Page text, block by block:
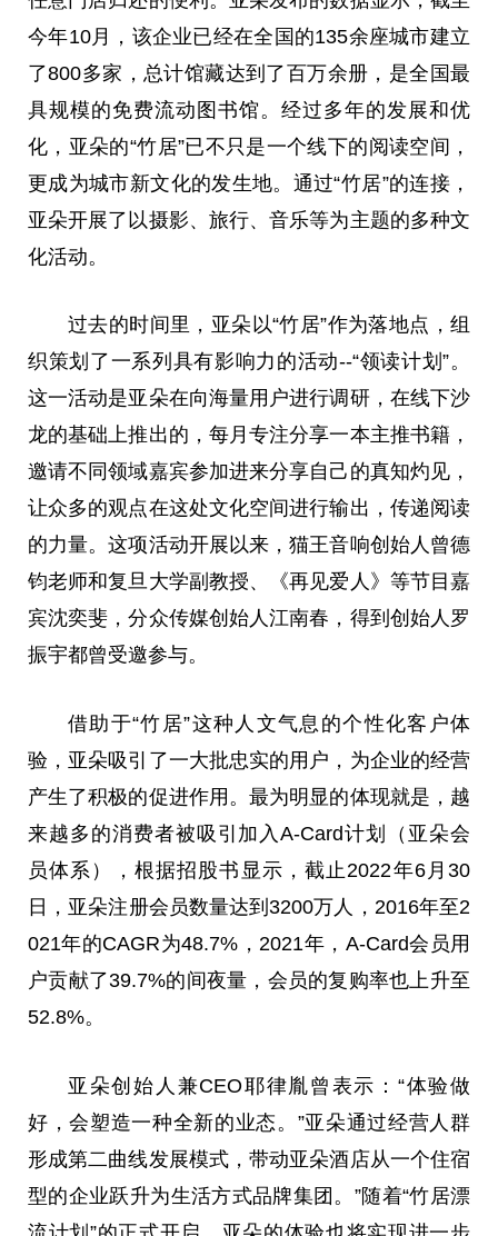
今年10月，该企业已经在全国的135余座城市建立
了800多家， 总计馆藏达到了百万余册，是全国最
具规模的免费流动图书馆。经过多年的发展和优
化，亚朵的“竹居”已不只是一个线下的阅读空间，
更成为城市新文化的发生地。通过“竹居”的连接，
亚朵开展了以摄影、旅行、音乐等为主题的多种文
化活动。
过去的时间里，亚朵以“竹居”作为落地点，组
织策划了一系列具有影响力的活动--“领读计划”。
这一活动是亚朵在向海量用户进行调研，在线下沙
龙的基础上推出的，每月专注分享一本主推书籍，
邀请不同领域嘉宾参加进来分享自己的真知灼见，
让众多的观点在这处文化空间进行输出，传递阅读
的力量。这项活动开展以来，猫王音响创始人曾德
钧老师和复旦大学副教授、《再见爱人》等节目嘉
宾沈奕斐，分众传媒创始人江南春，得到创始人罗
振宇都曾受邀参与。
借助于“竹居”这种人文气息的个性化客户体
验，亚朵吸引了一大批忠实的用户，为企业的经营
产生了积极的促进作用。最为明显的体现就是，越
来越多的消费者被吸引加入A-Card计划（亚朵会
员体系），根据招股书显示，截止2022年6月30
日，亚朵注册会员数量达到3200万人，2016年至2
021年的CAGR为48.7%，2021年，A-Card会员用
户贡献了39.7%的间夜量，会员的复购率也上升至
52.8%。
亚朵创始人兼CEO耶律胤曾表示：“体验做
好，会塑造一种全新的业态。”亚朵通过经营人群
形成第二曲线发展模式，带动亚朵酒店从一个住宿
型的企业跃升为生活方式品牌集团。”随着“竹居漂